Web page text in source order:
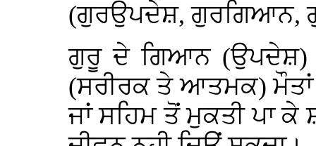
(ਗੁਰਉਪਦੇਸ਼, ਗੁਰਗਿਆਨ,
ਗੁਰੂ ਦੇ ਗਿਆਨ (ਉਪਦੇਸ਼)
(ਸਰੀਰਕ ਤੇ ਆਤਮਕ) ਮੌਤਾਂ
ਜਾਂ ਸਹਿਮ ਤੋਂ ਮੁਕਤੀ ਪਾ ਕੇ